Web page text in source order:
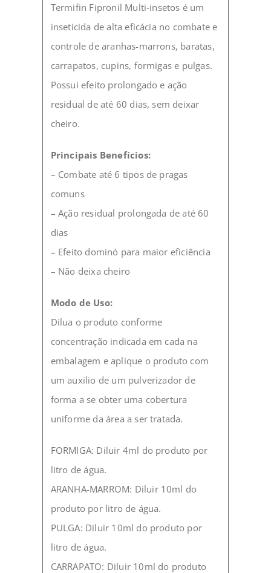
Termifin Fipronil Multi-insetos é um
inseticida de alta eficácia no combate e
controle de aranhas-marrons, baratas,
carrapatos, cupins, formigas e pulgas.
Possui efeito prolongado e ação
residual de até 60 dias, sem deixar
cheiro.
Principais Benefícios:
– Combate até 6 tipos de pragas
comuns
– Ação residual prolongada de até 60
dias
– Efeito dominó para maior eficiência
– Não deixa cheiro
Modo de Uso:
Dilua o produto conforme
concentração indicada em cada na
embalagem e aplique o produto com
um auxilio de um pulverizador de
forma a se obter uma cobertura
uniforme da área a ser tratada.
FORMIGA: Diluir 4ml do produto por
litro de água.
ARANHA-MARROM: Diluir 10ml do
produto por litro de água.
PULGA: Diluir 10ml do produto por
litro de água.
CARRAPATO: Diluir 10ml do produto